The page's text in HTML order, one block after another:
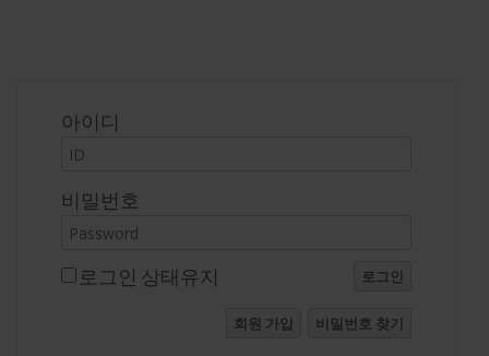
아이디
비밀번호
로그인 상태유지 로그인
회원 가입 비밀번호 찾기